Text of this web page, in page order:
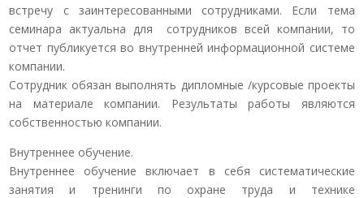
встречу с заинтересованными сотрудниками. Если тема
семинара актуальна для сотрудников всей компании, то
отчет публикуется во внутренней информационной системе
компании.
Сотрудник обязан выполнять дипломные /курсовые проекты
на материале компании. Результаты работы являются
собственностью компании.
Внутреннее обучение.
Внутреннее обучение включает в себя систематические
занятия и тренинги по охране труда и технике